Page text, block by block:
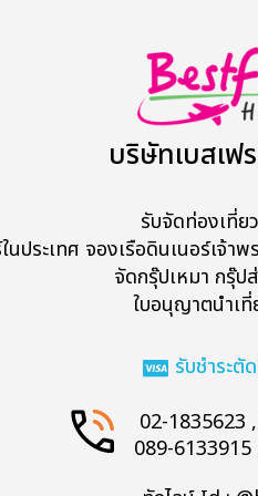
Search
บริษัทเบสเฟ
รับจัดท่องเที่ย
นประเทศ จองเรือดินเนอร์เจ้า
จัดกรุ๊ปเหมา กรุ๊
ใบอนุญาตนำเ
รับชำระตั
02-1835623
089-